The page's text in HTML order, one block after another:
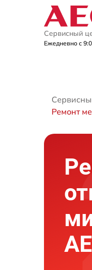
Сервисный
Ежедневно с
Ремонт